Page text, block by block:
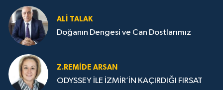
ALI TALAK
Doğanın Dengesi ve Can Dostlarımız
Z.REMIDE ARSAN
ODYSSEY İLE İZMİR’İN KAÇIRDIĞI FIRSAT